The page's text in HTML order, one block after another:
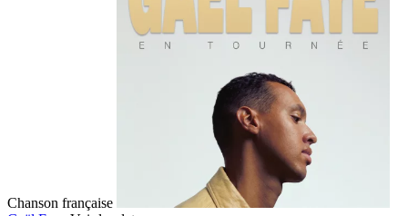
Chanson française